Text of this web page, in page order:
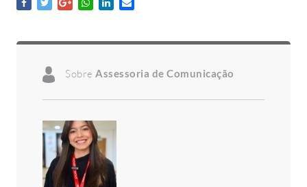
Sobre Assessoria de Comunicação